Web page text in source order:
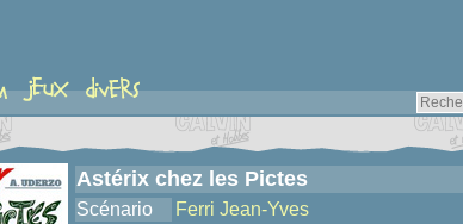
Astérix chez les Pictes
Scénario
Ferri Jean-Yves